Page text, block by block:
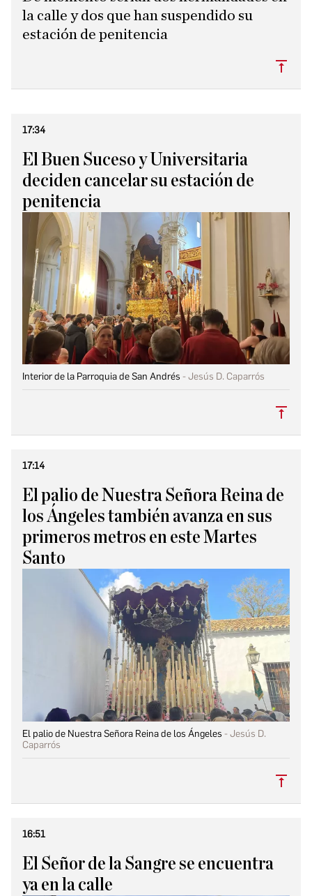
la calle y dos que han suspendido su
estación de penitencia
17:34
El Buen Suceso y Universitaria
deciden cancelar su estación de
penitencia
Interior de la Parroquia de San Andrés Jesús D. Caparrós
17:14
El palio de Nuestra Señora Reina de
los Ángeles también avanza en sus
primeros metros en este Martes
Santo
El palio de Nuestra Señora Reina de los Ángeles
Jesús D.
Caparrós
16:51
El Señor de la Sangre se encuentra
ya en la calle